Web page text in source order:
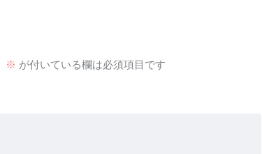
※ が付いている欄は必須項目です